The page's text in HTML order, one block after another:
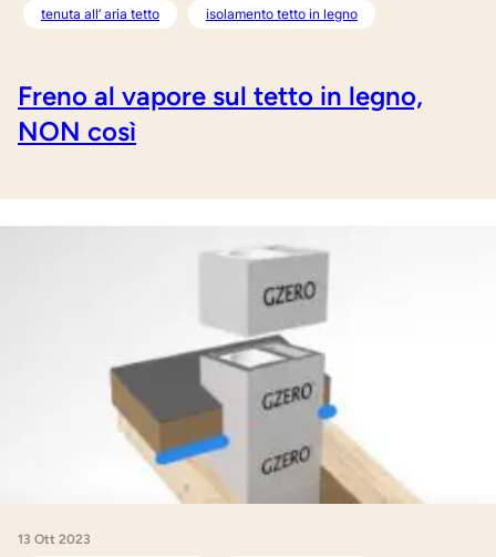
tenuta all’ aria tetto isolamento tetto in legno
Freno al vapore sul tetto in legno,
NON così
13 Ott 2023